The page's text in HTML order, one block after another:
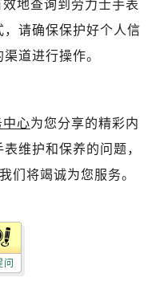
地查询到劳力士手表
请确保保护好个人信
道进行操作。
中心为您分享的精彩内
维护和保养的问题，
们将竭诚为您服务。